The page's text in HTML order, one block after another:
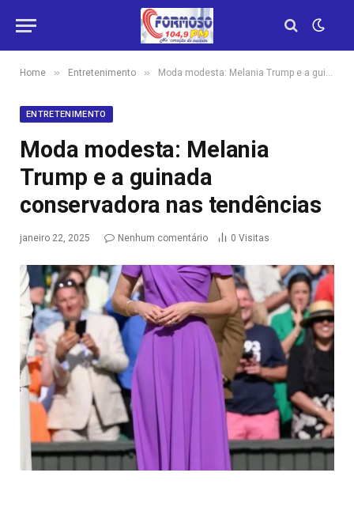
Home » Entretenimento » Moda modesta: Melania Trump e a guinada conservadora nas tendências
ENTRETENIMENTO
Moda modesta: Melania
Trump e a guinada
conservadora nas tendências
janeiro 22, 2025 Nenhum comentário 0 Visitas